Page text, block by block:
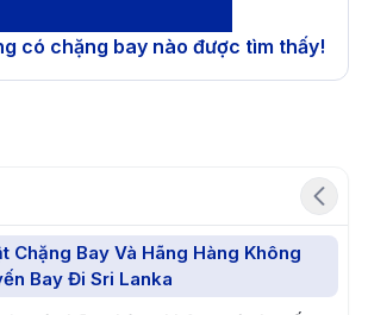
có chặng bay nào được tìm thấy!
Chặng Bay Và Hãng Hàng Không
Bay Đi Sri Lanka